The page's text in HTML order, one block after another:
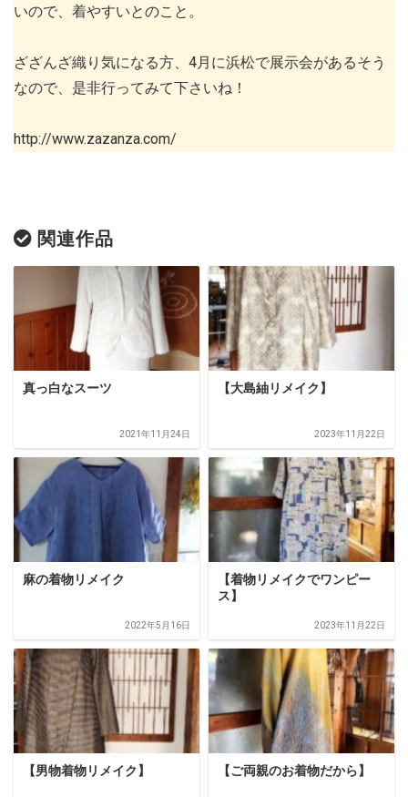
いので、着やすいとのこと。
ざざんざ織り気になる方、4月に浜松で展示会があるそう
なので、是非行ってみて下さいね！
http://www.zazanza.com/
関連作品
真っ白なスーツ
2021年11月24日
【大島紬リメイク】
2023年11月22日
麻の着物リメイク
2022年5月16日
【着物リメイクでワンピー
ス】
2023年11月22日
【男物着物リメイク】 【ご両親のお着物だから】